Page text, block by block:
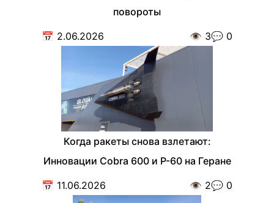
повороты
📅 2.06.2026 👁️ 3💬 0
Когда ракеты снова взлетают:
Инновации Cobra 600 и Р-60 на Геране
📅 11.06.2026 👁️ 2💬 0